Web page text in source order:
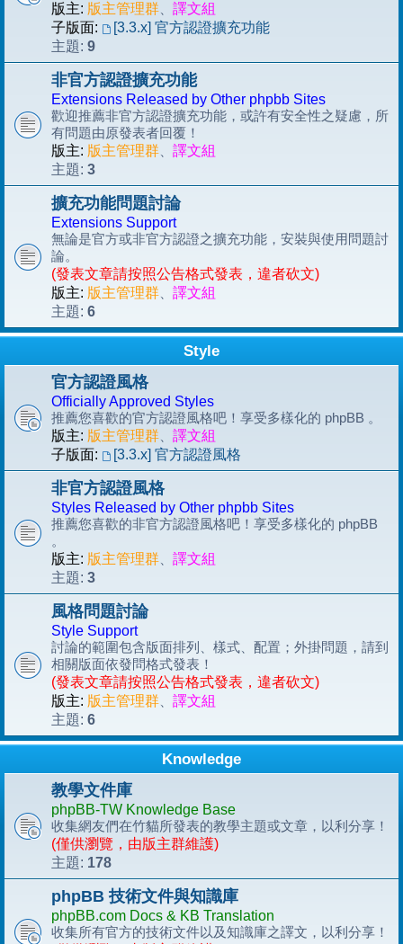
版主: 版主管理群
譯文組
子版面:
[3.3.x] 官方認證擴充功能
主題: 9
非官方認證擴充功能
Extensions Released by Other phpbb Sites
歡迎推薦非官方認證擴充功能，或許有安全性之疑慮，所
有問題由原發表者回覆！
版主: 版主管理群
譯文組
主題: 3
擴充功能問題討論
Extensions Support
無論是官方或非官方認證之擴充功能，安裝與使用問題討
論。
(發表文章請按照公告格式發表，違者砍文)
版主: 版主管理群
譯文組
主題: 6
Style
官方認證風格
Officially Approved Styles
推薦您喜歡的官方認證風格吧！享受多樣化的 phpBB 。
版主: 版主管理群
譯文組
子版面:
[3.3.x] 官方認證風格
非官方認證風格
Styles Released by Other phpbb Sites
推薦您喜歡的非官方認證風格吧！享受多樣化的 phpBB
。
版主: 版主管理群
譯文組
主題: 3
風格問題討論
Style Support
討論的範圍包含版面排列、樣式、配置；外掛問題，請到
相關版面依發問格式發表！
(發表文章請按照公告格式發表，違者砍文)
版主: 版主管理群
譯文組
主題: 6
Knowledge
教學文件庫
phpBB-TW Knowledge Base
收集網友們在竹貓所發表的教學主題或文章，以利分享！
(僅供瀏覽，由版主群維護)
主題: 178
phpBB 技術文件與知識庫
phpBB.com Docs & KB Translation
收集所有官方的技術文件以及知識庫之譯文，以利分享！